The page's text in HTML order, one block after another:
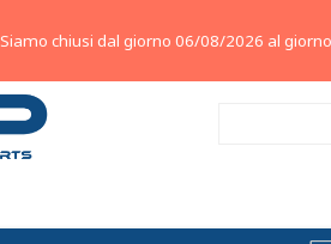
Siamo chiusi dal giorno 06/08/2026 al